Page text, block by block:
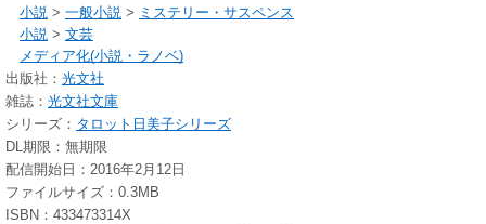
小説 > 一般小説 > ミステリー・サスペンス
小説 > 文芸
メディア化(小説・ラノベ)
出版社： 光文社
雑誌： 光文社文庫
シリーズ： タロット日美子シリーズ
DL期限：無期限
配信開始日：2016年2月12日
ファイルサイズ：0.3MB
ISBN：433473314X